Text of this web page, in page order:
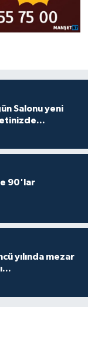
Salonu yeni
90'lar
yılında mezar